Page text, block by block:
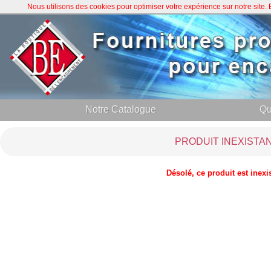
Notre Catalogue
PRODUIT
Désolé, ce produit est
Nous utilisons des cookies pour optimiser votre expérience sur notre